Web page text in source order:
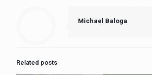
Michael Baloga
Related posts